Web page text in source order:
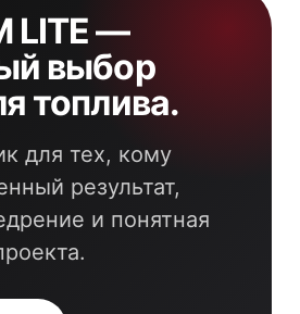
LITE —
выбор
топлива.
для тех, кому
результат,
и понятная